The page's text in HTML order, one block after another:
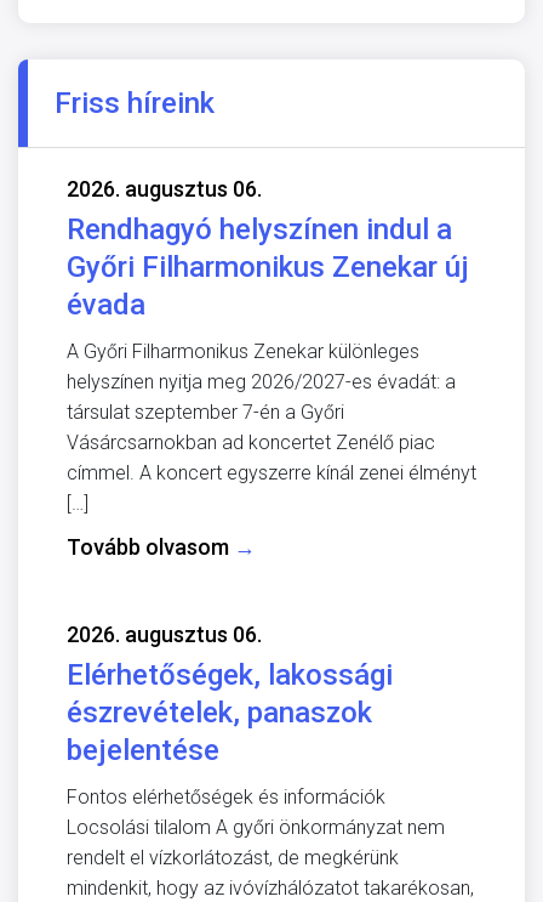
Friss híreink
2026. augusztus 06.
Rendhagyó helyszínen indul a
Győri Filharmonikus Zenekar új
évada
A Győri Filharmonikus Zenekar különleges
helyszínen nyitja meg 2026/2027-es évadát: a
társulat szeptember 7-én a Győri
Vásárcsarnokban ad koncertet Zenélő piac
címmel. A koncert egyszerre kínál zenei élményt
[…]
Tovább olvasom →
2026. augusztus 06.
Elérhetőségek, lakossági
észrevételek, panaszok
bejelentése
Fontos elérhetőségek és információk
Locsolási tilalom A győri önkormányzat nem
rendelt el vízkorlátozást, de megkérünk
mindenkit, hogy az ivóvízhálózatot takarékosan,